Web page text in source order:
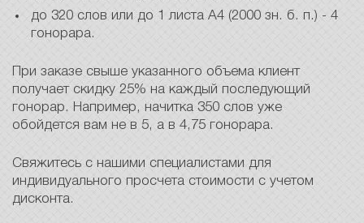
до 320 слов или до 1 листа А4 (2000 зн. б. п.) - 4
гонорара.
При заказе свыше указанного объема клиент
получает скидку 25% на каждый последующий
гонорар. Например, начитка 350 слов уже
обойдется вам не в 5, а в 4,75 гонорара.
Свяжитесь с нашими специалистами для
индивидуального просчета стоимости с учетом
дисконта.